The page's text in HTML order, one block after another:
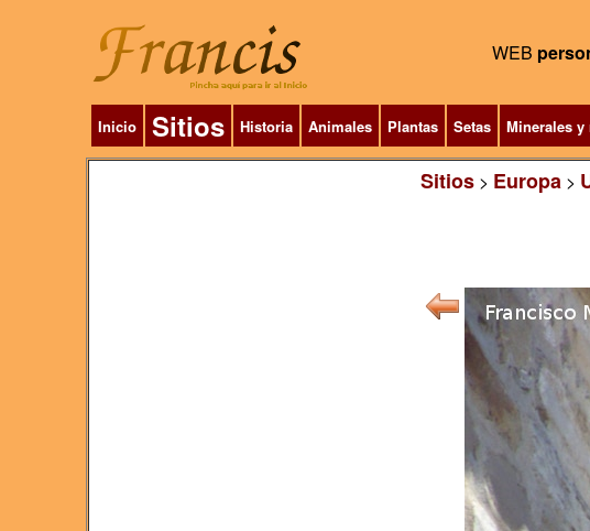
WEB
Inicio Sitios Historia Animales Plantas Setas Minerales y
Sitios> Europa>